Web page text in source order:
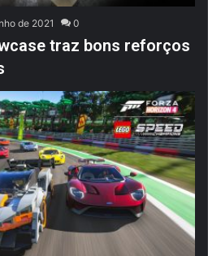
de 2021 0
traz bons reforços